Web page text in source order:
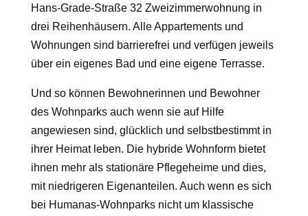
Hans-Grade-Straße 32 Zweizimmerwohnung in
drei Reihenhäusern. Alle Appartements und
Wohnungen sind barrierefrei und verfügen jeweils
über ein eigenes Bad und eine eigene Terrasse.
Und so können Bewohnerinnen und Bewohner
des Wohnparks auch wenn sie auf Hilfe
angewiesen sind, glücklich und selbstbestimmt in
ihrer Heimat leben. Die hybride Wohnform bietet
ihnen mehr als stationäre Pflegeheime und dies,
mit niedrigeren Eigenanteilen. Auch wenn es sich
bei Humanas-Wohnparks nicht um klassische